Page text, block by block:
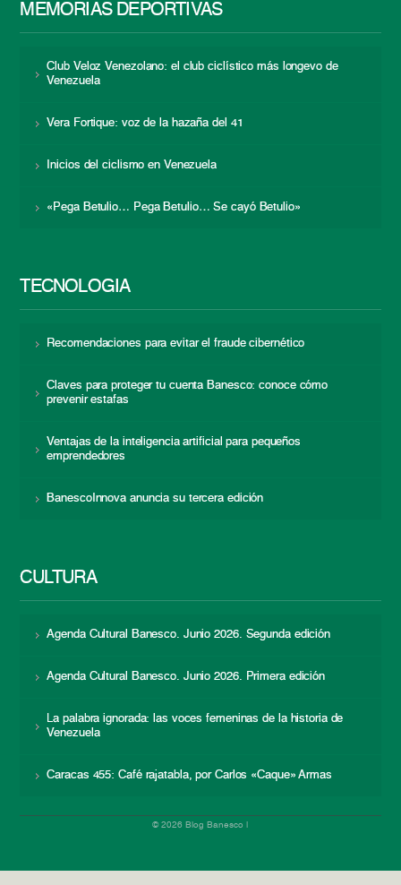
MEMORIAS DEPORTIVAS
Club Veloz Venezolano: el club ciclístico más longevo de
Venezuela
Vera Fortique: voz de la hazaña del 41
Inicios del ciclismo en Venezuela
«Pega Betulio… Pega Betulio… Se cayó Betulio»
TECNOLOGÍA
Recomendaciones para evitar el fraude cibernético
Claves para proteger tu cuenta Banesco: conoce cómo
prevenir estafas
Ventajas de la inteligencia artificial para pequeños
emprendedores
BanescoInnova anuncia su tercera edición
CULTURA
Agenda Cultural Banesco. Junio 2026. Segunda edición
Agenda Cultural Banesco. Junio 2026. Primera edición
La palabra ignorada: las voces femeninas de la historia de
Venezuela
Caracas 455: Café rajatabla, por Carlos «Caque» Armas
© 2026 Blog Banesco |